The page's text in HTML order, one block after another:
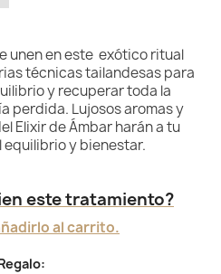
unen en este exótico ritual
técnicas tailandesas para
y recuperar toda la
perdida. Lujosos aromas y
Elixir de Ámbar harán a tu
y bienestar.
este tratamiento?
al carrito.